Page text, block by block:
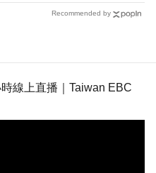
Recommended by
線上直播｜Taiwan EBC